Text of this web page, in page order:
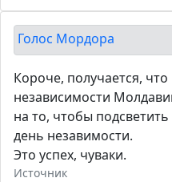
Голос Мордора
Короче, получается,
независимости
на то, чтобы
день незавимости.
Это успех, чуваки.
Источник